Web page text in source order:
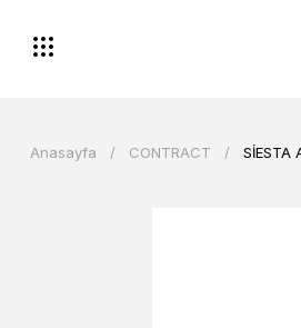
Anasayfa CONTRACT SİESTA